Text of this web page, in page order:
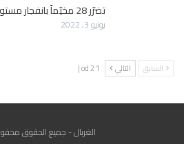
تضرّر 28 مخيّماً بانفجار مستودع ذخيرة شمالي إدلب
يونيو 3, 2022
السابق التالي 1 od 2 |
الغربال - جميع الحقوق محفوظة